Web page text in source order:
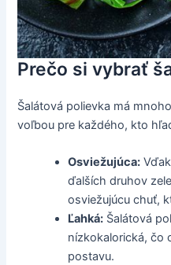
Prečo si vybrať
Šalátová polievka má
voľbou pre každého, kto
Osviežujúca:
ďalších druhov
osviežujúcu chuť,
Ľahká: Šalátová
nízkokalorická, čo
postavu.